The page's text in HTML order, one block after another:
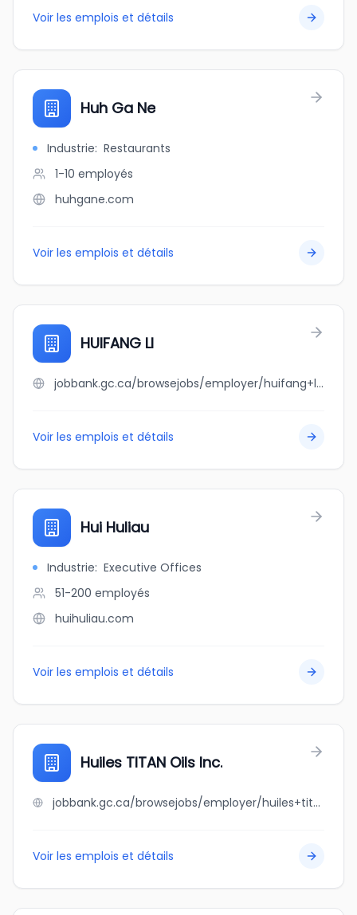
Voir les emplois et détails
Huh Ga Ne
Industrie: Restaurants
1-10 employés
huhgane.com
Voir les emplois et détails
HUIFANG LI
jobbank.gc.ca/browsejobs/employer/huifang+li/ca
Voir les emplois et détails
Hui Huliau
Industrie: Executive Offices
51-200 employés
huihuliau.com
Voir les emplois et détails
Huiles TITAN Oils Inc.
jobbank.gc.ca/browsejobs/employer/huiles+titan+oils+inc./ca
Voir les emplois et détails